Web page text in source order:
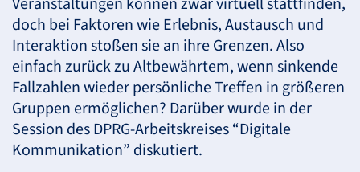
doch bei Faktoren wie Erlebnis, Austausch und
Interaktion stoßen sie an ihre Grenzen. Also
einfach zurück zu Altbewährtem, wenn sinkende
Fallzahlen wieder persönliche Treffen in größeren
Gruppen ermöglichen? Darüber wurde in der
Session desDPRG-Arbeitskreises “Digitale
Kommunikation” diskutiert.